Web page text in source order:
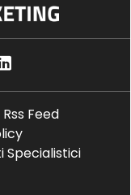
Rss Feed
Specialistici